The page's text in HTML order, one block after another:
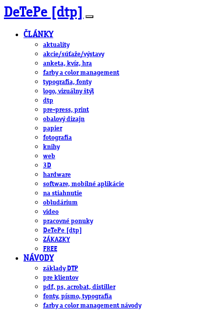
DeTePe [dtp]
ČLÁNKY
aktuality
akcie/súťaže/výstavy
anketa, kvíz, hra
farby a color management
typografia, fonty
logo, vizuálny štýl
dtp
pre-press, print
obalový dizajn
papier
fotografia
knihy
web
3D
hardware
software, mobilné aplikácie
na stiahnutie
obludárium
video
pracovné ponuky
DeTePe [dtp]
ZÁKAZKY
FREE
NÁVODY
základy DTP
pre klientov
pdf, ps, acrobat, distiller
fonty, písmo, typografia
farby a color management návody